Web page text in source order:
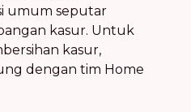
umum seputar
kasur. Untuk
kasur,
dengan tim Home